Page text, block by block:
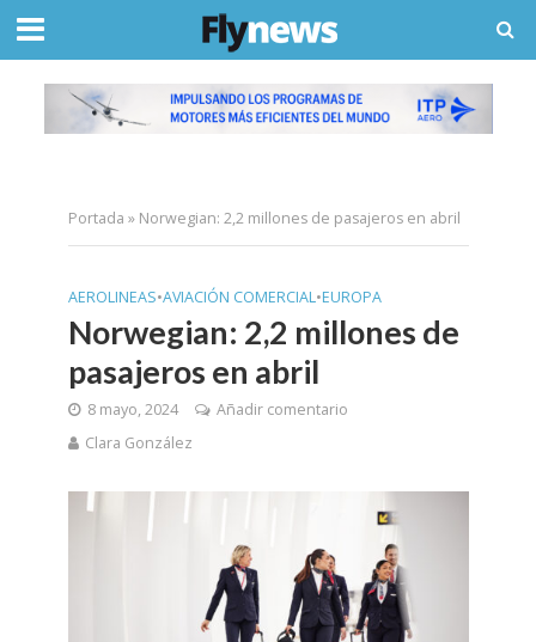
Portada » Norwegian: 2,2 millones de pasajeros en abril
AEROLINEAS•AVIACIÓN COMERCIAL•EUROPA
Norwegian: 2,2 millones de
pasajeros en abril
8 mayo, 2024
Añadir comentario
Clara González